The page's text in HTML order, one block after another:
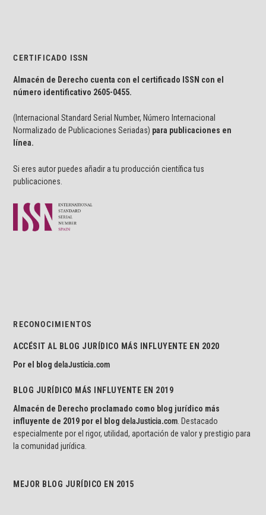
CERTIFICADO ISSN
Almacén de Derecho cuenta con el certificado ISSN con el
número identificativo 2605-0455.
(Internacional Standard Serial Number, Número Internacional
Normalizado de Publicaciones Seriadas) para publicaciones en
línea.
Si eres autor puedes añadir a tu producción científica tus
publicaciones.
RECONOCIMIENTOS
ACCÉSIT AL BLOG JURÍDICO MÁS INFLUYENTE EN 2020
Por el blogdelaJusticia.com
BLOG JURÍDICO MÁS INFLUYENTE EN 2019
Almacén de Derecho proclamado como blog jurídico más
influyente de 2019 por el blogdelaJusticia.com . Destacado
especialmente por el rigor, utilidad, aportación de valor y prestigio para
la comunidad jurídica.
MEJOR BLOG JURÍDICO EN 2015